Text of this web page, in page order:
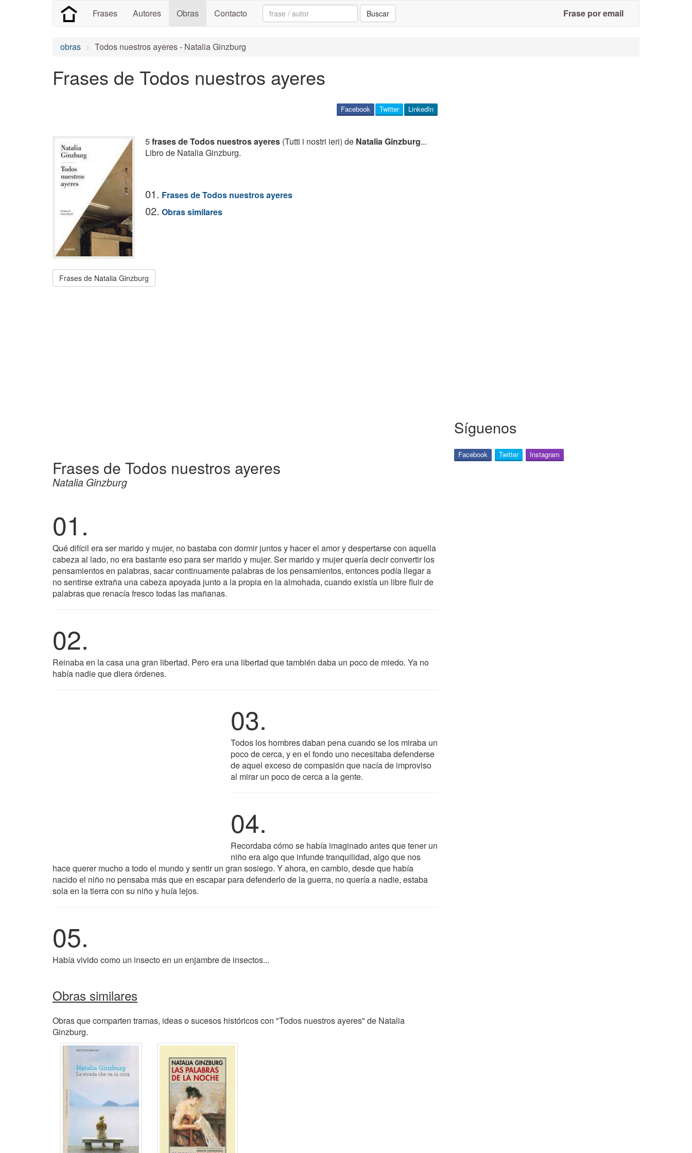
Frases Autores Obras Contacto Search: Buscar Frase por email
obras Todos nuestros ayeres - Natalia Ginzburg
Frases de Todos nuestros ayeres
LinkedIn
Twitter
Facebook
5frases de Todos nuestros ayeres (Tutti i nostri ieri) de Natalia Ginzburg...
Libro de Natalia Ginzburg.
01. Frases de Todos nuestros ayeres
02. Obras similares
Frases de Natalia Ginzburg
Frases de Todos nuestros ayeres
Natalia Ginzburg
01.
Qué difícil era ser marido y mujer, no bastaba con dormir juntos y hacer el amor y despertarse con aquella
cabeza al lado, no era bastante eso para ser marido y mujer. Ser marido y mujer quería decir convertir los
pensamientos en palabras, sacar continuamente palabras de los pensamientos, entonces podía llegar a
no sentirse extraña una cabeza apoyada junto a la propia en la almohada, cuando existía un libre fluir de
palabras que renacía fresco todas las mañanas.
02.
Reinaba en la casa una gran libertad. Pero era una libertad que también daba un poco de miedo. Ya no
había nadie que diera órdenes.
03.
Todos los hombres daban pena cuando se los miraba un
poco de cerca, y en el fondo uno necesitaba defenderse
de aquel exceso de compasión que nacía de improviso
al mirar un poco de cerca a la gente.
04.
Recordaba cómo se había imaginado antes que tener un
niño era algo que infunde tranquilidad, algo que nos
hace querer mucho a todo el mundo y sentir un gran sosiego. Y ahora, en cambio, desde que había
nacido el niño no pensaba más que en escapar para defenderlo de la guerra, no quería a nadie, estaba
sola en la tierra con su niño y huía lejos.
05.
Había vivido como un insecto en un enjambre de insectos...
Obras similares
Obras que comparten tramas, ideas o sucesos históricos con "Todos nuestros ayeres" de Natalia
Ginzburg.
Síguenos
Facebook Twitter Instagram